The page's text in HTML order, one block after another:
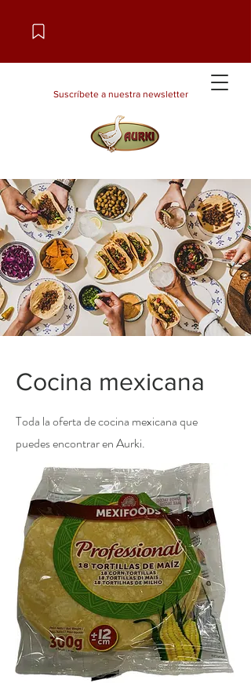
Suscríbete a nuestra newsletter
Cocina mexicana
Toda la oferta de cocina mexicana que
puedes encontrar en Aurki.